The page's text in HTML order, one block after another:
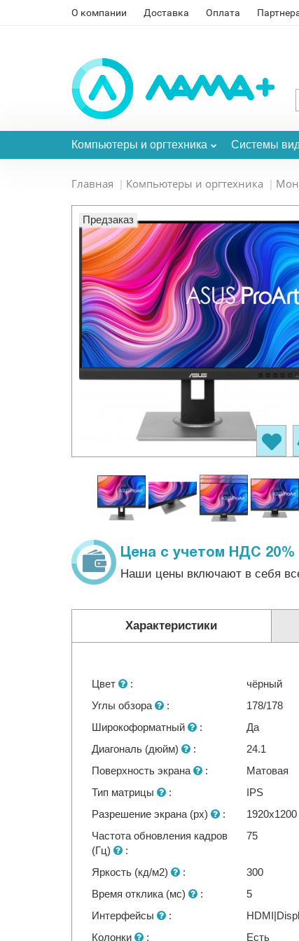
О компании Доставка Оплата
Компьютеры и оргтехника Системы
Главная Компьютеры и оргтехника
Предзаказ
Цена с учетом НДС 20%
Наши цены включают в себя
Характеристики
Цвет :
чёрный
Углы обзора
:
178/178
Широкоформатный
:
Да
Диагональ (дюйм)
:
24.1
Поверхность экрана
:
Матовая
Тип матрицы
:
IPS
Разрешение экрана (px)
:
1920x1200
Частота обновления кадров
(Гц)
:
75
Яркость (кд/м2) :
300
Время отклика (мс)
:
5
Интерфейсы
:
Колонки
: Есть